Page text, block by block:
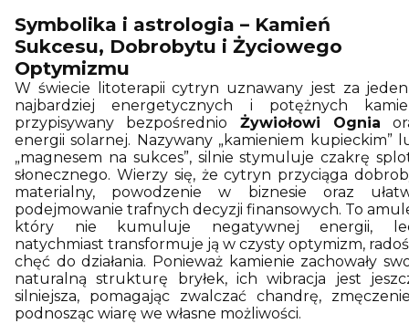
Symbolika i astrologia – Kamień
Sukcesu, Dobrobytu i Życiowego
Optymizmu
W świecie litoterapii cytryn uznawany jest za
najbardziej energetycznych i potężnych
przypisywany bezpośrednio Żywiołowi Ognia
energii solarnej. Nazywany „kamieniem kupieckim”
„magnesem na sukces”, silnie stymuluje czakrę
słonecznego. Wierzy się, że cytryn przyciąga
materialny, powodzenie w biznesie oraz
podejmowanie trafnych decyzji finansowych. To
który nie kumuluje negatywnej energii,
natychmiast transformuje ją w czysty optymizm,
chęć do działania. Ponieważ kamienie zachowały
naturalną strukturę bryłek, ich wibracja jest
silniejsza, pomagając zwalczać chandrę,
podnosząc wiarę we własne możliwości.